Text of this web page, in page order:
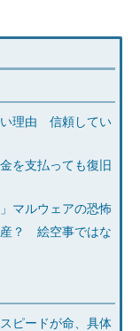
い理由 信頼してい
を支払っても復旧
マルウェアの恐怖
産？ 絵空事ではな
ピードが命、具体